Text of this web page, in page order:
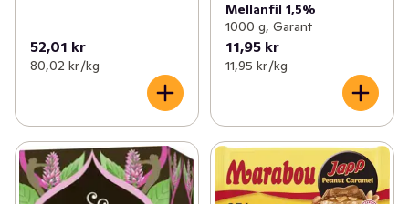
52,01 kr
80,02 kr /kg
Mellanfil 1,5%
1000 g, Garant
11,95 kr
11,95 kr /kg